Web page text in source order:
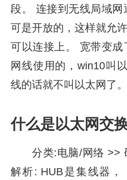
段。 连接到无线局域
可是开放的，这样就允
可以连接上。 宽带变
网线使用的，win10叫
线的话就不叫以太网了。
什么是以太网交
分类:电脑/网络 >>
解析: HUB是集线器